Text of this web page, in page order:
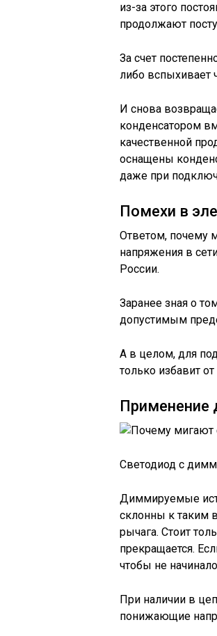
из-за этого
продолжают
За счет
либо вспыхивает
И снова
конденсатором
качественной
оснащены
даже при
Помехи в
Ответом, почему
напряжения в
России.
Заранее зная о
допустимым
А в целом, для
только избавит
Применение
Светодиод с
Диммируемые
склонны к таким
рычага. Стоит
прекращается.
чтобы не
При наличии в
понижающие